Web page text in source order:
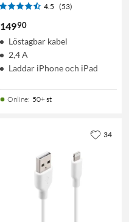
4.5 (53)
14990
Löstagbar kabel
2,4 A
Laddar iPhone och iPad
Online: 50+ st
34